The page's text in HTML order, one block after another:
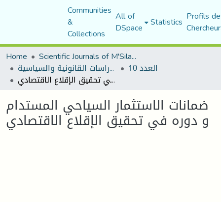
Communities
&
Collections
All of
DSpace Statistics Profils
Home
Scientific Journals of M'Sila University
مجلة الأستاذ الباحث للدراسات القانونية والسياسية العدد 10
ضمانات الاستثمار السياحي المستدام و دوره في تحقيق الإقلاع الاقتصادي
ضمانات الاستثمار السياحي المستدام
و دوره في تحقيق الإقلاع الاقتصادي